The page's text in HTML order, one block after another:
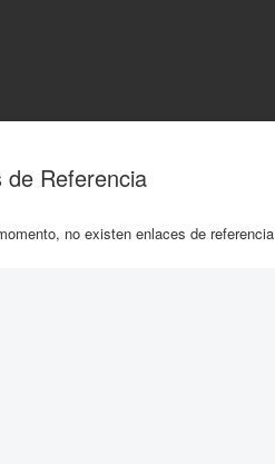
de Referencia
no existen enlaces de referencia